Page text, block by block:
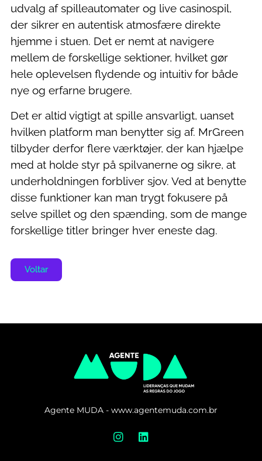
udvalg af spilleautomater og live casinospil,
der sikrer en autentisk atmosfære direkte
hjemme i stuen. Det er nemt at navigere
mellem de forskellige sektioner, hvilket gør
hele oplevelsen flydende og intuitiv for både
nye og erfarne brugere.
Det er altid vigtigt at spille ansvarligt, uanset
hvilken platform man benytter sig af. MrGreen
tilbyder derfor flere værktøjer, der kan hjælpe
med at holde styr på spilvanerne og sikre, at
underholdningen forbliver sjov. Ved at benytte
disse funktioner kan man trygt fokusere på
selve spillet og den spænding, som de mange
forskellige titler bringer hver eneste dag.
Voltar
Agente MUDA - www.agentemuda.com.br